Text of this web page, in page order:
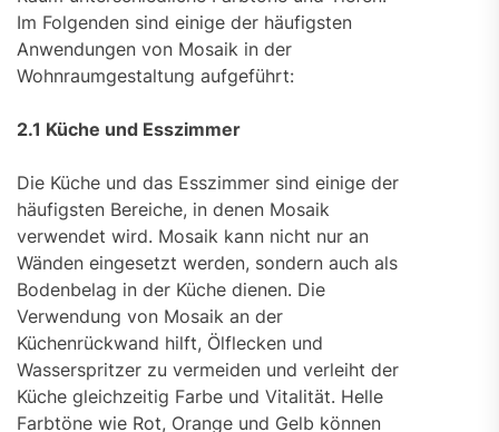
Im Folgenden sind einige der häufigsten
Anwendungen von Mosaik in der
Wohnraumgestaltung aufgeführt:
2.1 Küche und Esszimmer
Die Küche und das Esszimmer sind einige der
häufigsten Bereiche, in denen Mosaik
verwendet wird. Mosaik kann nicht nur an
Wänden eingesetzt werden, sondern auch als
Bodenbelag in der Küche dienen. Die
Verwendung von Mosaik an der
Küchenrückwand hilft, Ölflecken und
Wasserspritzer zu vermeiden und verleiht der
Küche gleichzeitig Farbe und Vitalität. Helle
Farbtöne wie Rot, Orange und Gelb können